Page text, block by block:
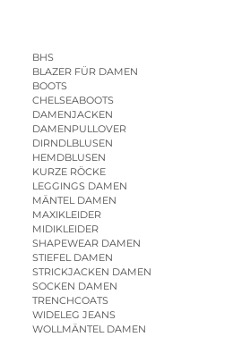
BHS
BLAZER FÜR DAMEN
BOOTS
CHELSEABOOTS
DAMENJACKEN
DAMENPULLOVER
DIRNDLBLUSEN
HEMDBLUSEN
KURZE RÖCKE
LEGGINGS DAMEN
MÄNTEL DAMEN
MAXIKLEIDER
MIDIKLEIDER
SHAPEWEAR DAMEN
STIEFEL DAMEN
STRICKJACKEN DAMEN
SOCKEN DAMEN
TRENCHCOATS
WIDELEG JEANS
WOLLMÄNTEL DAMEN